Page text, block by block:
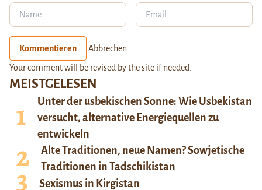
MEISTGELESEN
Unter der usbekischen Sonne: Wie Usbekistan
versucht, alternative Energiequellen zu
entwickeln
Alte Traditionen, neue Namen? Sowjetische
Traditionen in Tadschikistan
Sexismus in Kirgistan
Kommentieren Abbrechen
Your comment will be revised by the site if needed.